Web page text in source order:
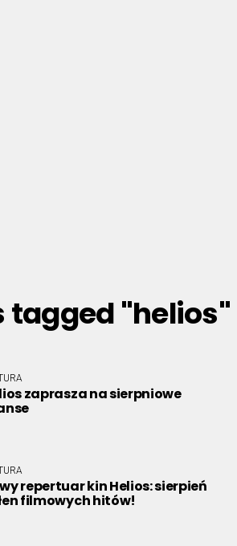
tagged "helios"
zaprasza na sierpniowe
repertuar kin Helios: sierpień
filmowych hitów!